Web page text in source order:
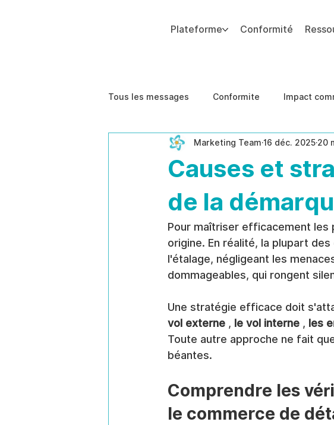
Plateforme Conformité
Tous les messages Conformite Impact
Impact sur les Affaires Études de cas
Causes et
de la
Marketing Team 16 déc. 2025 20
Pour maîtriser efficacement
origine. En réalité, la plupart
l'étalage, négligeant les
dommageables, qui rongent
Une stratégie efficace doit
vol externe , le vol interne , les
Toute autre approche ne fait
béantes.
Comprendre les
le commerce de